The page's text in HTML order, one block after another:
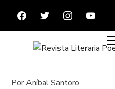
FACEBOOKTWITTERINSTAGRAMYOUTUBE
Por Aníbal Santoro